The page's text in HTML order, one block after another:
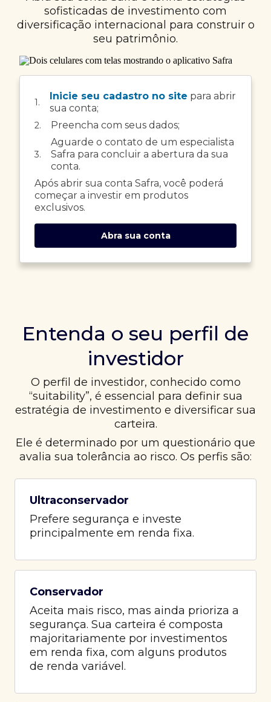
sofisticadas de investimento com
diversificação internacional para construir o
seu patrimônio.
1.
Inicie seu cadastro no site para abrir
sua conta;
2. Preencha com seus dados;
3.
Aguarde o contato de um especialista
Safra para concluir a abertura da sua
conta.
Após abrir sua conta Safra, você poderá
começar a investir em produtos
exclusivos.
Abra sua conta
Entenda o seu perfil de
investidor
O perfil de investidor, conhecido como
“suitability”, é essencial para definir sua
estratégia de investimento e diversificar sua
carteira.
Ele é determinado por um questionário que
avalia sua tolerância ao risco. Os perfis são:
Ultraconservador
Prefere segurança e investe
principalmente em renda fixa.
Conservador
Aceita mais risco, mas ainda prioriza a
segurança. Sua carteira é composta
majoritariamente por investimentos
em renda fixa, com alguns produtos
de renda variável.